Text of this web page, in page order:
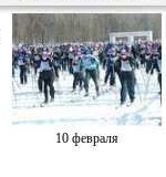
10 февраля